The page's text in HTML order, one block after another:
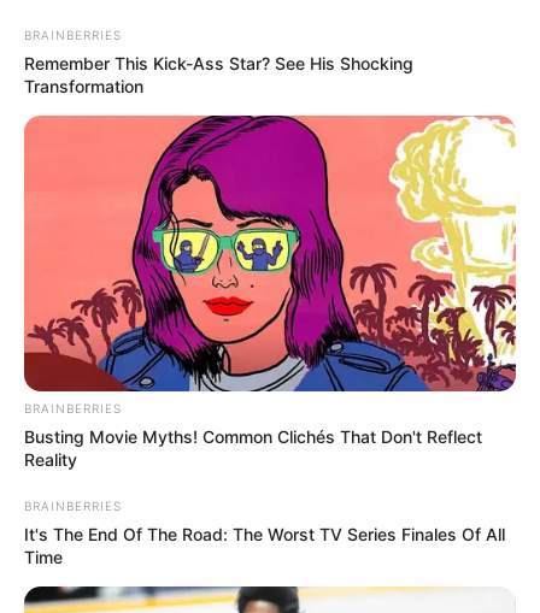
BRAINBERRIES
Remember This Kick-Ass Star? See His Shocking
Transformation
BRAINBERRIES
Busting Movie Myths! Common Clichés That Don't Reflect
Reality
BRAINBERRIES
It's The End Of The Road: The Worst TV Series Finales Of All
Time